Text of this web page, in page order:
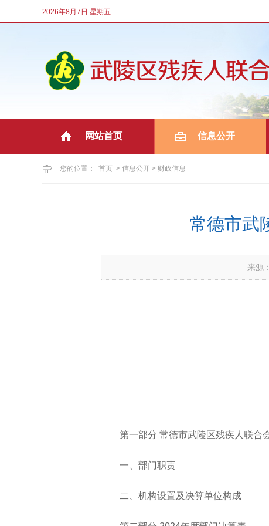
2026年8月7日 星期五
网站首页 信息公开
您的位置： 首页 > 信息公开 > 财政信息
常德市武
来源
第一部分 常德市武陵区残疾人联合
一、部门职责
二、机构设置及决算单位构成